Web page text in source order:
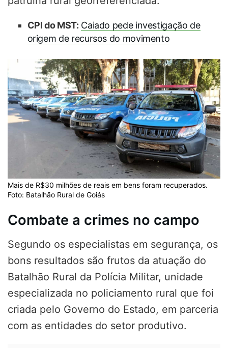
CPI do MST: Caiado pede investigação de
origem de recursos do movimento
Mais de R$30 milhões de reais em bens foram recuperados.
Foto: Batalhão Rural de Goiás
Combate a crimes no campo
Segundo os especialistas em segurança, os
bons resultados são frutos da atuação do
Batalhão Rural da Polícia Militar, unidade
especializada no policiamento rural que foi
criada pelo Governo do Estado, em parceria
com as entidades do setor produtivo.